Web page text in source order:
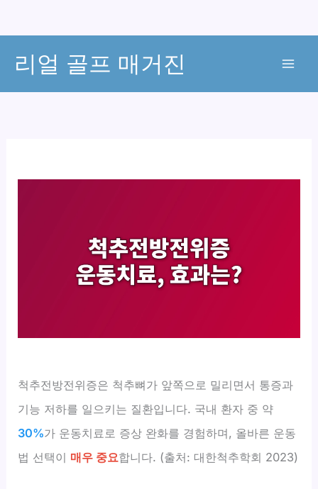
리얼 골프 매거진
척추전방전위증은 척추뼈가 앞쪽으로 밀리면서 통증과
기능 저하를 일으키는 질환입니다. 국내 환자 중 약
30%가 운동치료로 증상 완화를 경험하며, 올바른 운동
법 선택이 매우 중요합니다. (출처: 대한척추학회 2023)